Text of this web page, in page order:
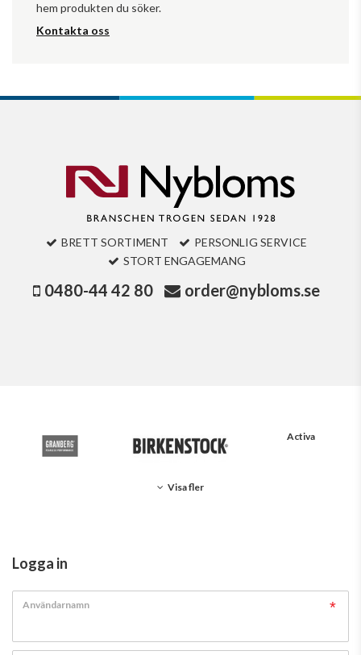
hem produkten du söker.
Kontakta oss
BRETT SORTIMENT
PERSONLIG SERVICE
STORT ENGAGEMANG
0480-44 42 80 order@nybloms.se
Activa
Visa fler
Logga in
Användarnamn